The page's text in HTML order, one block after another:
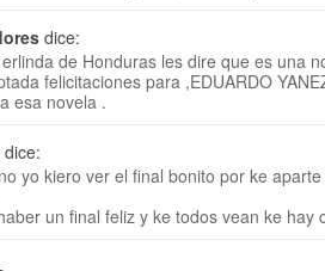
dice:
de Honduras les dire que es una
felicitaciones para ,EDUARDO
esa novela .
dice:
yo kiero ver el final bonito por ke
un final feliz y ke todos vean ke hay